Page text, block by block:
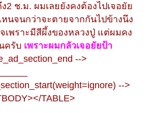
2 ช.ม. ผมเลยยังคงต้องไปเจอยัย
นจนกว่าจะตายจากกันไปข้างนึง
พราะมีสีผึ้งของหลวงปู่ แต่ผมคง
ครับ เพราะผมกลัวเจอยัยป้า
-->
-->
TABLE>